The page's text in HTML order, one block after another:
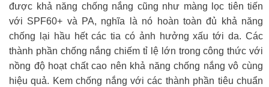
được khả năng chống nắng cũng như màng lọc tiên tiến
với SPF60+ và PA, nghĩa là nó hoàn toàn đủ khả năng
chống lại hầu hết các tia có ảnh hưởng xấu tới da. Các
thành phần chống nắng chiếm tỉ lệ lớn trong công thức với
nồng độ hoạt chất cao nên khả năng chống nắng vô cùng
hiệu quả. Kem chống nắng với các thành phần tiêu chuẩn